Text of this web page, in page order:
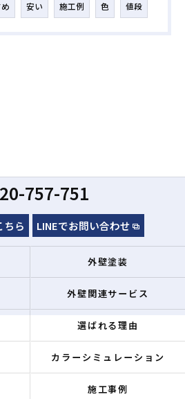
安い 施工例 色 値段
757-751
ちら LINEでお問い合わせ
外壁塗装
外壁関連サービス
選ばれる理由
カラーシミュレーション
施工事例